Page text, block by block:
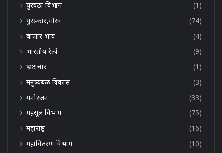
पुरवठा विभाग
(1)
पुरस्कार,गौरव
(74)
बाजार भाव
(4)
भारतीय रेल्वे
(9)
भ्रष्टाचार
(1)
मनुष्यबळ विकास
(3)
मनोरंजन
(33)
महसूल विभाग
(75)
महाराष्ट्र
(16)
महावितरण विभाग
(10)